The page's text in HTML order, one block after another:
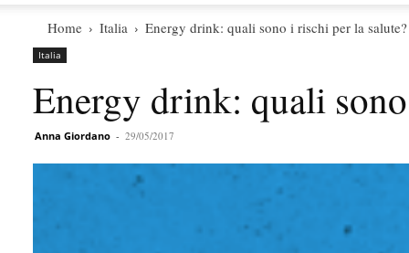
Home Italia Energy drink: quali sono i rischi per la salute?
Italia
Energy drink: quali
Anna Giordano - 29/05/2017